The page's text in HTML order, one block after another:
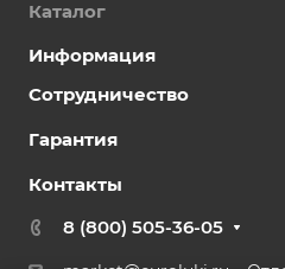
Каталог
Информация
Сотрудничество
Гарантия
Контакты
8 (800) 505-36-05